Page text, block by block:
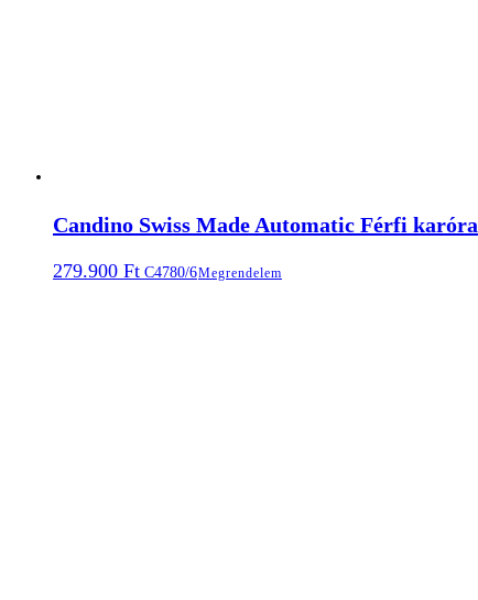
Candino Swiss Made Automatic Férfi karóra
279.900 Ft C4780/6Megrendelem